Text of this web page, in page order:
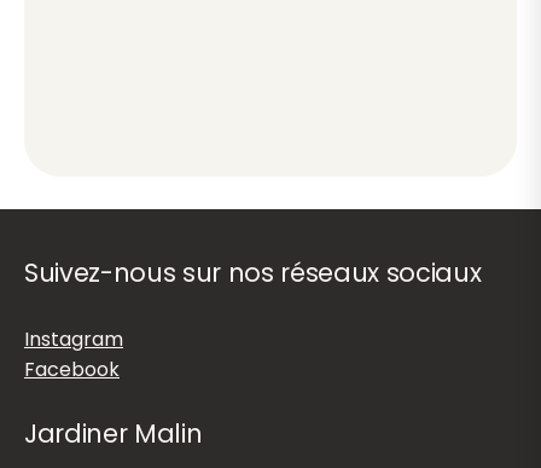
Suivez-nous sur nos réseaux sociaux
Instagram
Facebook
Jardiner Malin